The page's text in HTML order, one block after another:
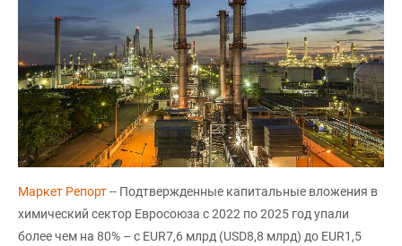
Маркет Репорт-- Подтвержденные капитальные вложения в
химический сектор Евросоюза с 2022 по 2025 год упали
более чем на 80% – с EUR7,6 млрд (USD8,8 млрд) до EUR1,5